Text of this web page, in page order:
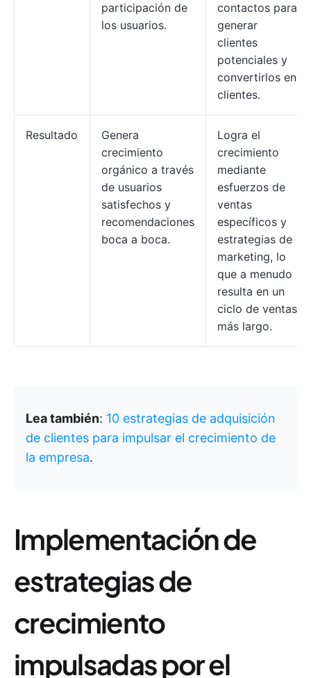
participación de
los usuarios.
contactos para
generar
clientes
potenciales y
convertirlos en
clientes.
Resultado
Genera
crecimiento
orgánico a través
de usuarios
satisfechos y
recomendaciones
boca a boca.
Logra el
crecimiento
mediante
esfuerzos de
ventas
específicos y
estrategias de
marketing, lo
que a menudo
resulta en un
ciclo de ventas
más largo.
Lea también: 10 estrategias de adquisición
de clientes para impulsar el crecimiento de
la empresa.
Implementación de
estrategias de
crecimiento
impulsadas por el